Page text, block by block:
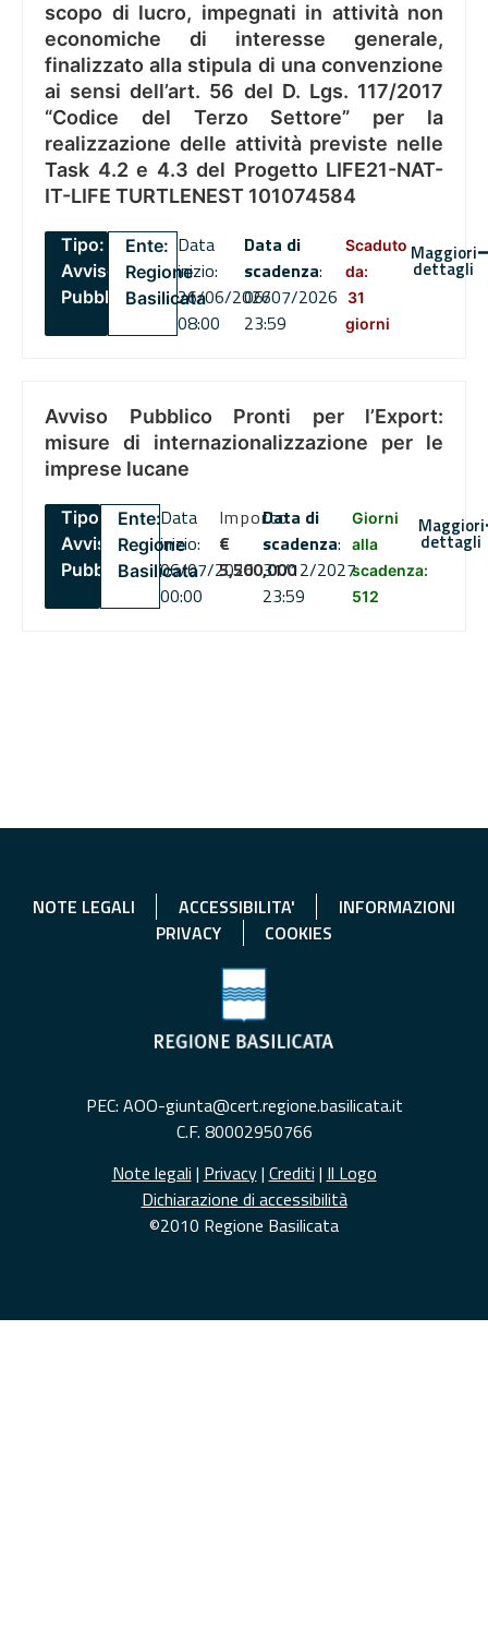
scopo di lucro, impegnati in attività non
economiche di interesse generale,
finalizzato alla stipula di una convenzione
ai sensi dell’art. 56 del D. Lgs. 117/2017
“Codice del Terzo Settore” per la
realizzazione delle attività previste nelle
Task 4.2 e 4.3 del Progetto LIFE21-NAT-
IT-LIFE TURTLENEST 101074584
Tipo:
Avviso
Pubblico
Ente:
Regione
Basilicata
Data
inizio:
26/06/2026
08:00
Data di
scadenza:
06/07/2026
23:59
Scaduto
da:
31
giorni
Maggiori
dettagli
Avviso Pubblico Pronti per l’Export:
misure di internazionalizzazione per le
imprese lucane
Tipo:
Avviso
Pubblico
Ente:
Regione
Basilicata
Data
inizio:
06/07/2026
00:00
Importo
€
5,500,000
Data di
scadenza:
31/12/2027
23:59
Giorni
alla
scadenza:
512
Maggiori
dettagli
NOTE LEGALI ACCESSIBILITA'
INFORMAZIONI
PRIVACY
COOKIES
PEC: AOO-giunta@cert.regione.basilicata.it
C.F. 80002950766
Note legali | Privacy| Crediti | Il Logo
Dichiarazione di accessibilità
©2010 Regione Basilicata